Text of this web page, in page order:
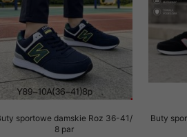
sportowe damskie Roz 36-41/
8 par
Buty